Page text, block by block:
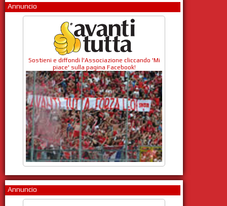
Annuncio
Sostieni e diffondi l'Associazione cliccando 'Mi
piace' sulla pagina Facebook!
Annuncio